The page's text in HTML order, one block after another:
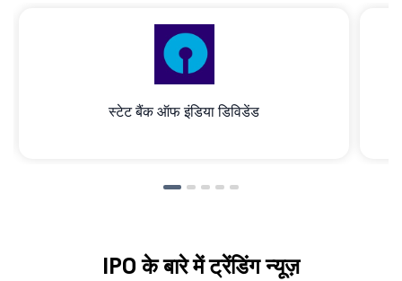
स्टेट बैंक ऑफ इंडिया डिविडेंड
IPO के बारे में ट्रेंडिंग न्यूज़